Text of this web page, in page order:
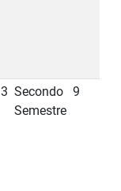
3 Secondo
Semestre
9